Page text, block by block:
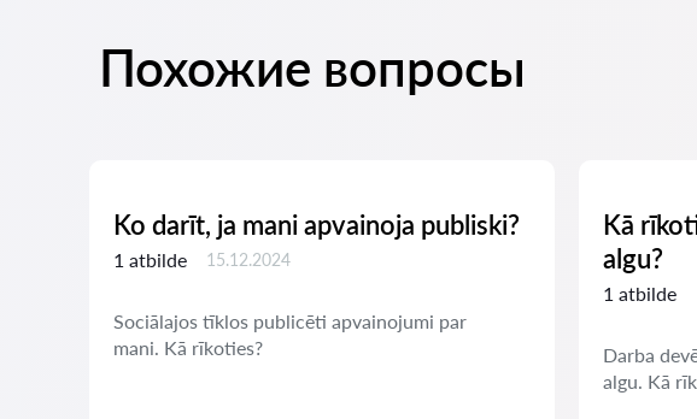
Похожие вопросы
Ko darīt, ja mani apvainoja publiski?
1 atbilde 15.12.2024
Sociālajos tīklos publicēti apvainojumi par
mani. Kā rīkoties?
Kā
algu?
1 atbilde
Darba
algu. Kā